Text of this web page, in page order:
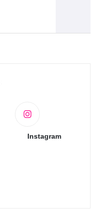
Instagram